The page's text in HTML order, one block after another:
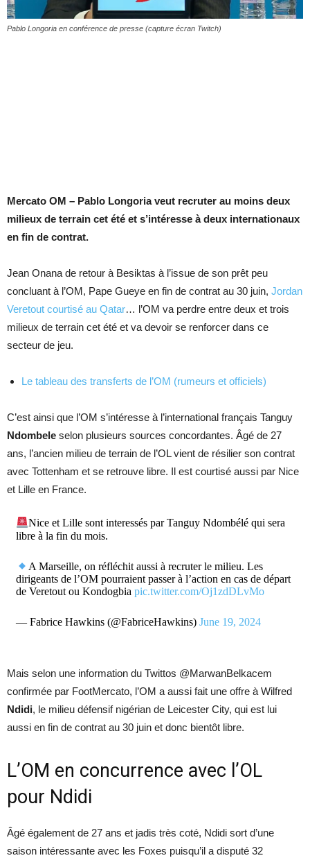
Pablo Longoria en conférence de presse (capture écran Twitch)
Mercato OM – Pablo Longoria veut recruter au moins deux
milieux de terrain cet été et s’intéresse à deux internationaux
en fin de contrat.
Jean Onana de retour à Besiktas à l’issue de son prêt peu
concluant à l’OM, Pape Gueye en fin de contrat au 30 juin, Jordan
Veretout courtisé au Qatar… l’OM va perdre entre deux et trois
milieux de terrain cet été et va devoir se renforcer dans ce
secteur de jeu.
Le tableau des transferts de l’OM (rumeurs et officiels)
C’est ainsi que l’OM s’intéresse à l’international français Tanguy
Ndombele selon plusieurs sources concordantes. Âgé de 27
ans, l’ancien milieu de terrain de l’OL vient de résilier son contrat
avec Tottenham et se retrouve libre. Il est courtisé aussi par Nice
et Lille en France.
Nice et Lille sont interessés par Tanguy Ndombélé qui sera
libre à la fin du mois.
A Marseille, on réfléchit aussi à recruter le milieu. Les
dirigeants de l’OM pourraient passer à l’action en cas de départ
de Veretout ou Kondogbia pic.twitter.com/Oj1zdDLvMo
— Fabrice Hawkins (@FabriceHawkins) June 19, 2024
Mais selon une information du Twittos @MarwanBelkacem
confirmée par FootMercato, l’OM a aussi fait une offre à Wilfred
Ndidi, le milieu défensif nigérian de Leicester City, qui est lui
aussi en fin de contrat au 30 juin et donc bientôt libre.
L’OM en concurrence avec l’OL
pour Ndidi
Âgé également de 27 ans et jadis très coté, Ndidi sort d’une
saison intéressante avec les Foxes puisqu’il a disputé 32